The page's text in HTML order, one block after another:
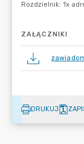
ZAŁĄCZNIKI
DRUKUJ